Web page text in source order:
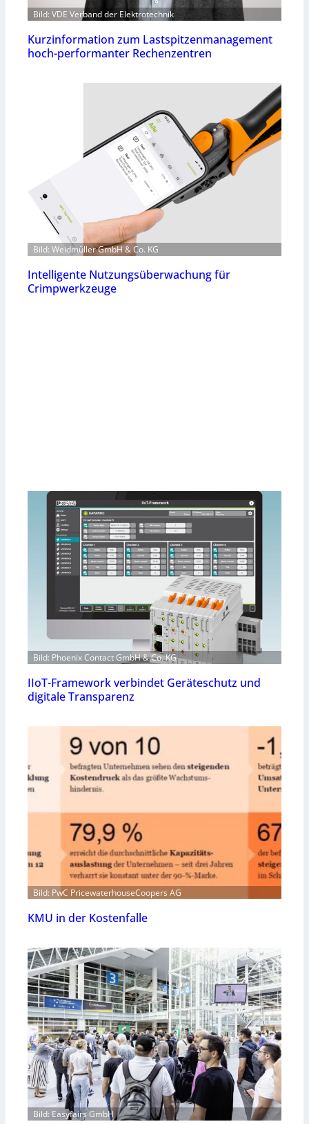
Bild: VDE Verband der Elektrotechnik
Kurzinformation zum Lastspitzenmanagement
hoch-performanter Rechenzentren
Bild: Weidmüller GmbH & Co. KG
Intelligente Nutzungsüberwachung für
Crimpwerkzeuge
Bild: Phoenix Contact GmbH & Co. KG
IIoT-Framework verbindet Geräteschutz und
digitale Transparenz
Bild: PwC PricewaterhouseCoopers AG
KMU in der Kostenfalle
Bild: Easyfairs GmbH